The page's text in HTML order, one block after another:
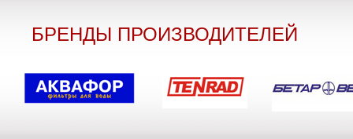
БРЕНДЫ ПРОИЗВОДИТЕЛЕЙ